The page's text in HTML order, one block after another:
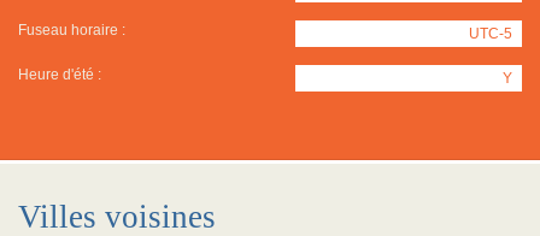
Fuseau horaire : UTC-5
Heure d'été : Y
Villes voisines